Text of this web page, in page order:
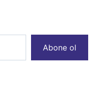
Abone ol